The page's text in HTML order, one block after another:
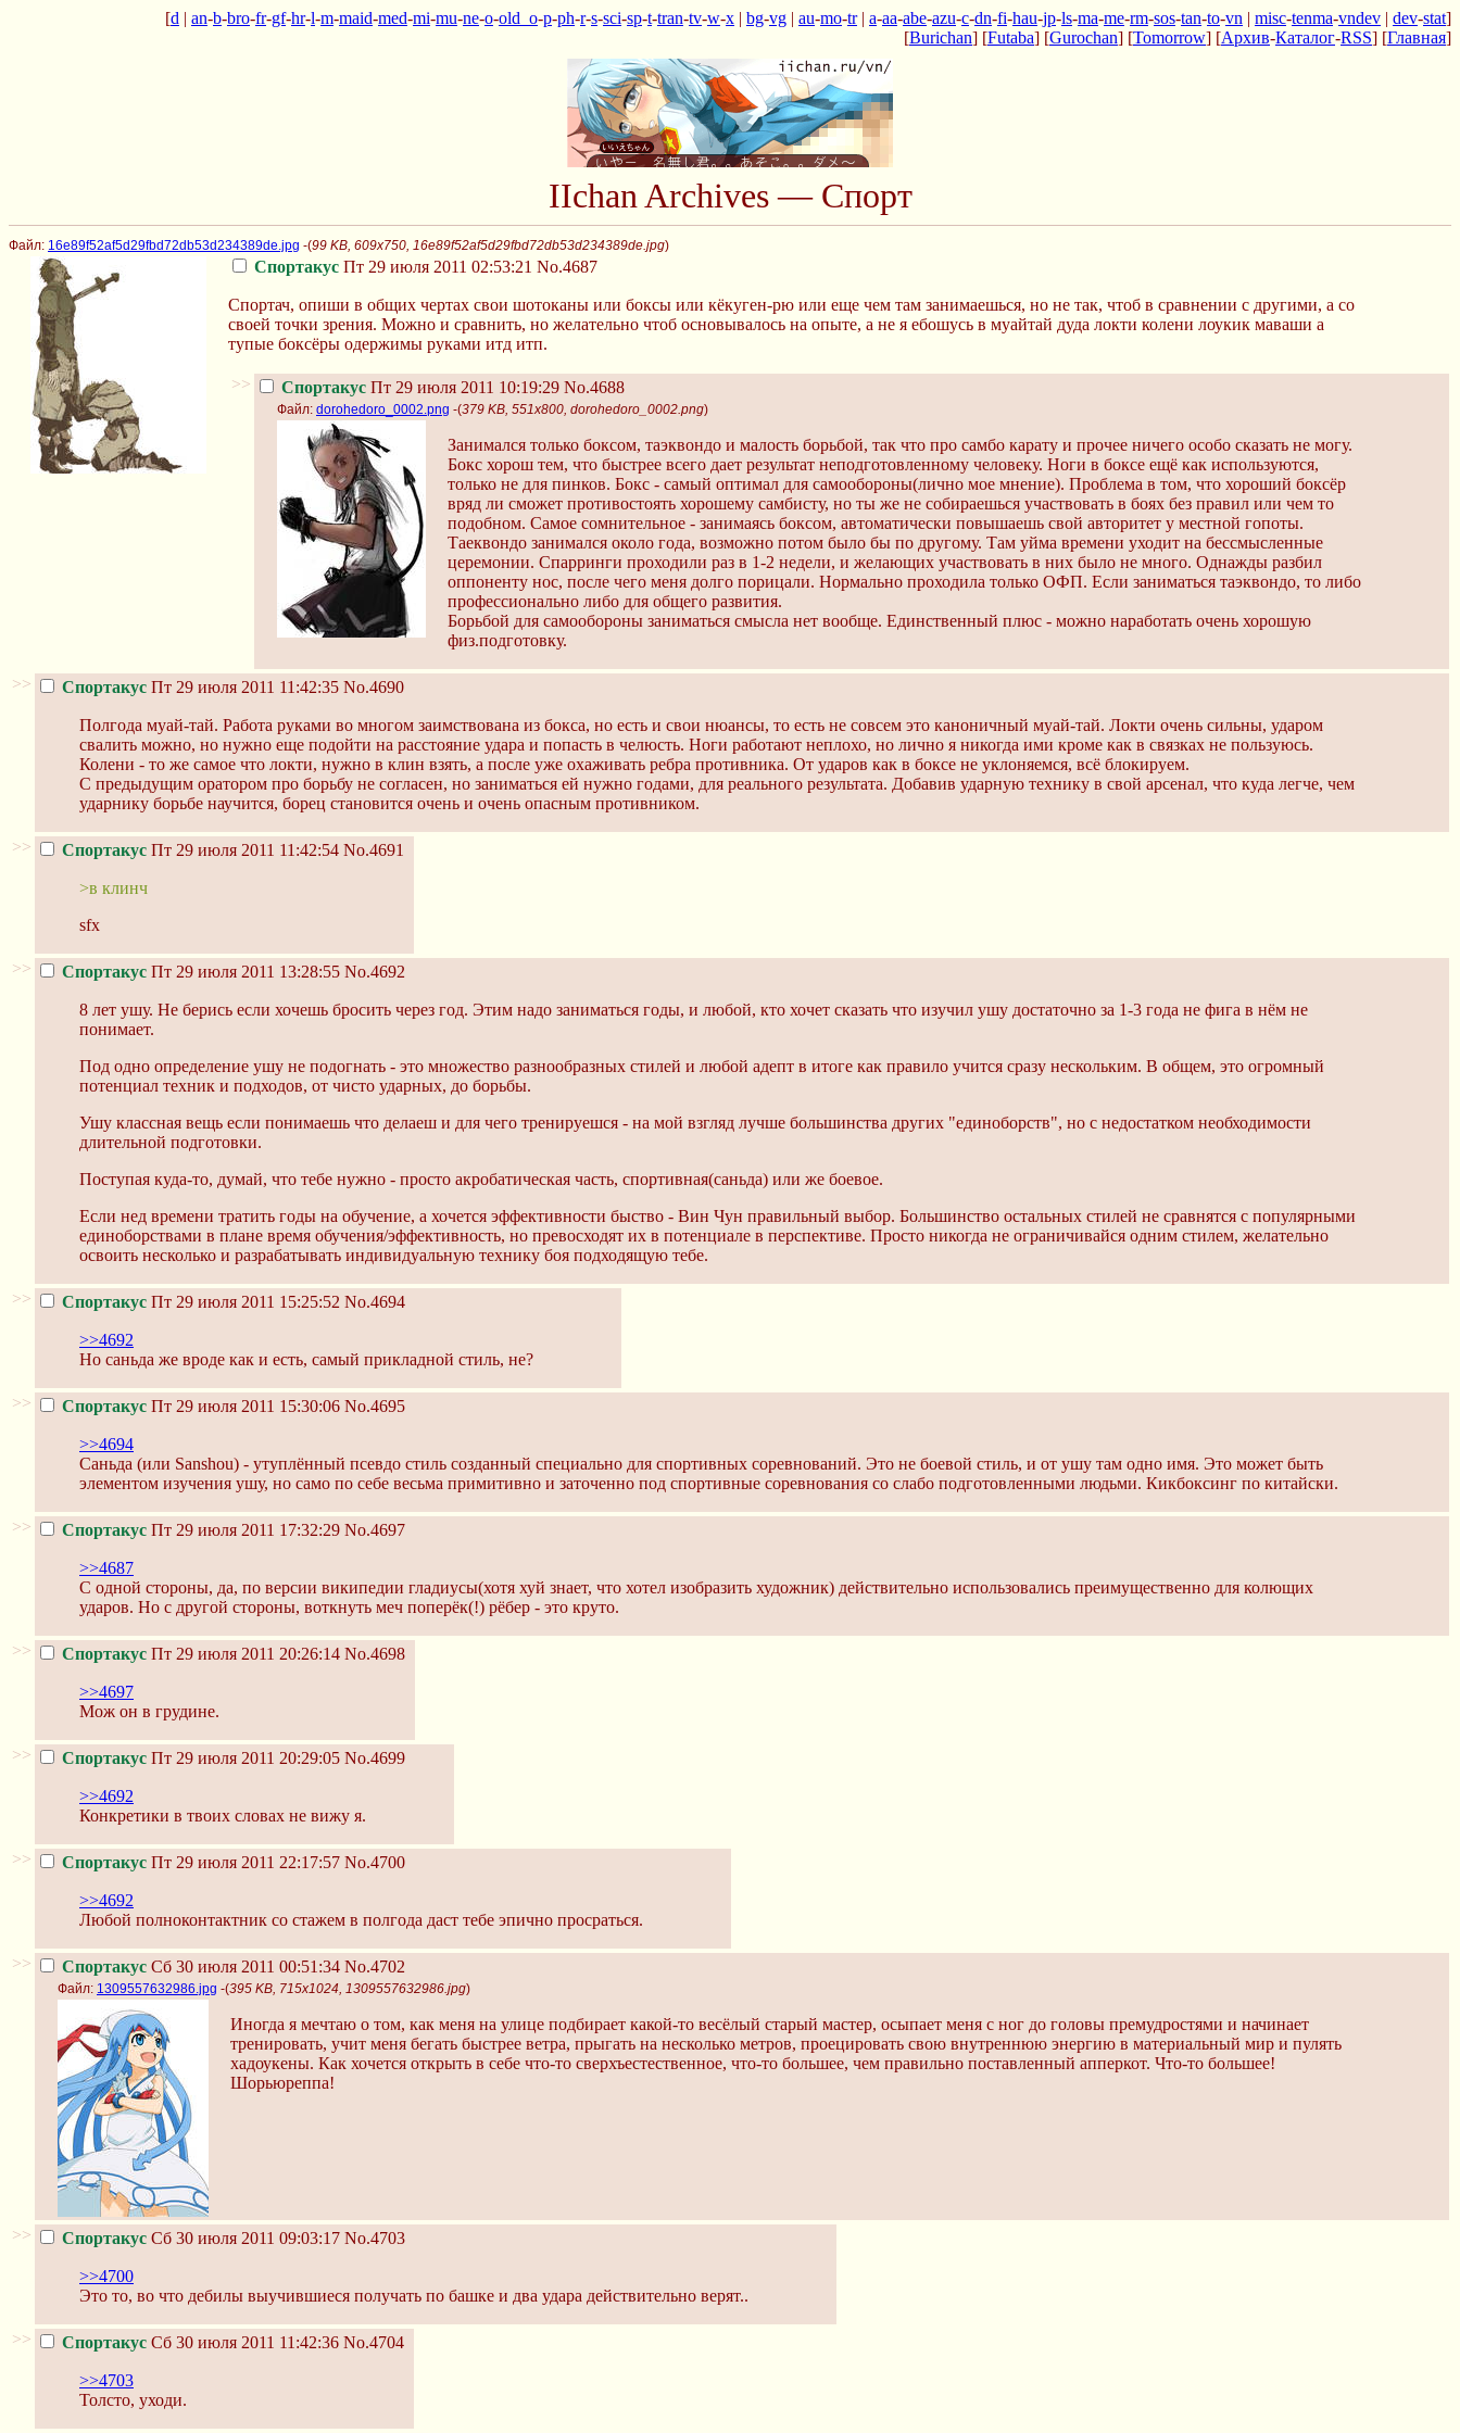
[d | an-b-bro-fr-gf-hr-l-m-maid-med-mi-mu-ne-o-old_o-p-ph-r-s-sci-sp-t-tran-tv-w-x | bg-vg | au-mo-tr| a-aa-abe-azu-c-dn-fi-hau-jp-ls-ma-me-rm-sos-tan-to-vn | misc-tenma-vndev | dev-stat]
[Burichan] [Futaba] [Gurochan] [Tomorrow] [Архив-Каталог-RSS] [Главная]
IIchan Archives — Спорт
Файл: 16e89f52af5d29fbd72db53d234389de.jpg -(99 KB, 609x750, 16e89f52af5d29fbd72db53d234389de.jpg)
Спортакус Пт 29 июля 2011 02:53:21 No.4687
Спортач, опиши в общих чертах свои шотоканы или боксы или кёкуген-рю или еще чем там занимаешься, но не так, чтоб в сравнении с другими, а со
своей точки зрения. Можно и сравнить, но желательно чтоб основывалось на опыте, а не я ебошусь в муайтай дуда локти колени лоукик маваши а
тупые боксёры одержимы руками итд итп.
>> Спортакус Пт 29 июля 2011 10:19:29 No.4688
Файл: dorohedoro_0002.png -(379 KB, 551x800, dorohedoro_0002.png)
Занимался только боксом, таэквондо и малость борьбой, так что про самбо карату и прочее ничего особо сказать не могу.
Бокс хорош тем, что быстрее всего дает результат неподготовленному человеку. Ноги в боксе ещё как используются,
только не для пинков. Бокс - самый оптимал для самообороны(лично мое мнение). Проблема в том, что хороший боксёр
вряд ли сможет противостоять хорошему самбисту, но ты же не собираешься участвовать в боях без правил или чем то
подобном. Самое сомнительное - занимаясь боксом, автоматически повышаешь свой авторитет у местной гопоты.
Таеквондо занимался около года, возможно потом было бы по другому. Там уйма времени уходит на бессмысленные
церемонии. Спарринги проходили раз в 1-2 недели, и желающих участвовать в них было не много. Однажды разбил
оппоненту нос, после чего меня долго порицали. Нормально проходила только ОФП. Если заниматься таэквондо, то либо
профессионально либо для общего развития.
Борьбой для самообороны заниматься смысла нет вообще. Единственный плюс - можно наработать очень хорошую
физ.подготовку.
>> Спортакус Пт 29 июля 2011 11:42:35 No.4690
Полгода муай-тай. Работа руками во многом заимствована из бокса, но есть и свои нюансы, то есть не совсем это каноничный муай-тай. Локти очень сильны, ударом
свалить можно, но нужно еще подойти на расстояние удара и попасть в челюсть. Ноги работают неплохо, но лично я никогда ими кроме как в связках не пользуюсь.
Колени - то же самое что локти, нужно в клин взять, а после уже охаживать ребра противника. От ударов как в боксе не уклоняемся, всё блокируем.
С предыдущим оратором про борьбу не согласен, но заниматься ей нужно годами, для реального результата. Добавив ударную технику в свой арсенал, что куда легче, чем
ударнику борьбе научится, борец становится очень и очень опасным противником.
>> Спортакус Пт 29 июля 2011 11:42:54 No.4691
>в клинч
sfx
>> Спортакус Пт 29 июля 2011 13:28:55 No.4692
8 лет ушу. Не берись если хочешь бросить через год. Этим надо заниматься годы, и любой, кто хочет сказать что изучил ушу достаточно за 1-3 года не фига в нём не
понимает.
Под одно определение ушу не подогнать - это множество разнообразных стилей и любой адепт в итоге как правило учится сразу нескольким. В общем, это огромный
потенциал техник и подходов, от чисто ударных, до борьбы.
Ушу классная вещь если понимаешь что делаеш и для чего тренируешся - на мой взгляд лучше большинства других "единоборств", но с недостатком необходимости
длительной подготовки.
Поступая куда-то, думай, что тебе нужно - просто акробатическая часть, спортивная(саньда) или же боевое.
Если нед времени тратить годы на обучение, а хочется эффективности быство - Вин Чун правильный выбор. Большинство остальных стилей не сравнятся с популярными
единоборствами в плане время обучения/эффективность, но превосходят их в потенциале в перспективе. Просто никогда не ограничивайся одним стилем, желательно
освоить несколько и разрабатывать индивидуальную технику боя подходящую тебе.
>> Спортакус Пт 29 июля 2011 15:25:52 No.4694
>>4692
Но саньда же вроде как и есть, самый прикладной стиль, не?
>> Спортакус Пт 29 июля 2011 15:30:06 No.4695
>>4694
Саньда (или Sanshou) - утуплённый псевдо стиль созданный специально для спортивных соревнований. Это не боевой стиль, и от ушу там одно имя. Это может быть
элементом изучения ушу, но само по себе весьма примитивно и заточенно под спортивные соревнования со слабо подготовленными людьми. Кикбоксинг по китайски.
>> Спортакус Пт 29 июля 2011 17:32:29 No.4697
>>4687
С одной стороны, да, по версии википедии гладиусы(хотя хуй знает, что хотел изобразить художник) действительно использовались преимущественно для колющих
ударов. Но с другой стороны, воткнуть меч поперёк(!) рёбер - это круто.
>> Спортакус Пт 29 июля 2011 20:26:14 No.4698
>>4697
Мож он в грудине.
>> Спортакус Пт 29 июля 2011 20:29:05 No.4699
>>4692
Конкретики в твоих словах не вижу я.
>> Спортакус Пт 29 июля 2011 22:17:57 No.4700
>>4692
Любой полноконтактник со стажем в полгода даст тебе эпично просраться.
>> Спортакус Сб 30 июля 2011 00:51:34 No.4702
Файл: 1309557632986.jpg -(395 KB, 715x1024, 1309557632986.jpg)
Иногда я мечтаю о том, как меня на улице подбирает какой-то весёлый старый мастер, осыпает меня с ног до головы премудростями и начинает
тренировать, учит меня бегать быстрее ветра, прыгать на несколько метров, проецировать свою внутреннюю энергию в материальный мир и пулять
хадоукены. Как хочется открыть в себе что-то сверхъестественное, что-то большее, чем правильно поставленный апперкот. Что-то большее!
Шорьюреппа!
>> Спортакус Сб 30 июля 2011 09:03:17 No.4703
>>4700
Это то, во что дебилы выучившиеся получать по башке и два удара действительно верят..
>> Спортакус Сб 30 июля 2011 11:42:36 No.4704
>>4703
Толсто, уходи.